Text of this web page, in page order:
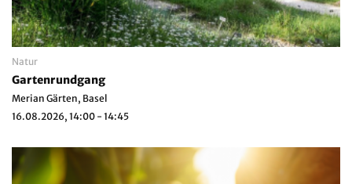
Natur
Gartenrundgang
Merian Gärten, Basel
16.08.2026, 14:00 - 14:45